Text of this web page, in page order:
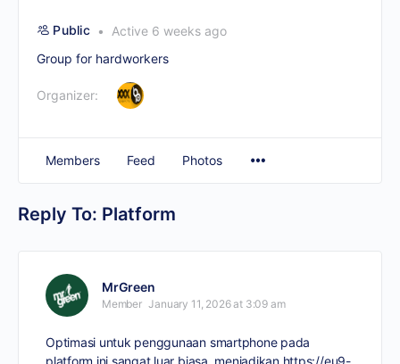
Public
Active 6 weeks ago
Group for hardworkers
Organizer:
Members Feed Photos
Reply To: Platform
MrGreen
Member January 11, 2026 at 3:09 am
Optimasi untuk penggunaan smartphone pada
platform ini sangat luar biasa, menjadikan https://eu9-